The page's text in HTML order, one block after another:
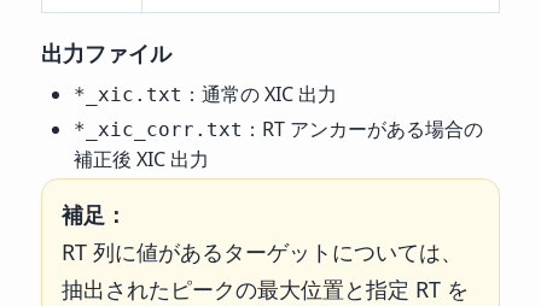
出力ファイル
*_xic.txt ：通常の XIC 出力
*_xic_corr.txt ：RT アンカーがある場合の
補正後 XIC 出力
補足：
RT 列に値があるターゲットについては、
抽出されたピークの最大位置と指定 RT を